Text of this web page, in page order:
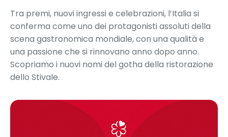
Tra premi, nuovi ingressi e celebrazioni, l’Italia si
conferma come uno dei protagonisti assoluti della
scena gastronomica mondiale, con una qualità e
una passione che si rinnovano anno dopo anno.
Scopriamo i nuovi nomi del gotha della ristorazione
dello Stivale.